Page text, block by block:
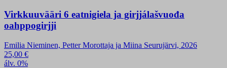
Virkkuuvääri 6 eatnigiela ja girjjálašvuođa
oahppogirjji
Emilia Nieminen, Petter Morottaja ja Miina Seurujärvi, 2026
25,00 €
álv. 0%